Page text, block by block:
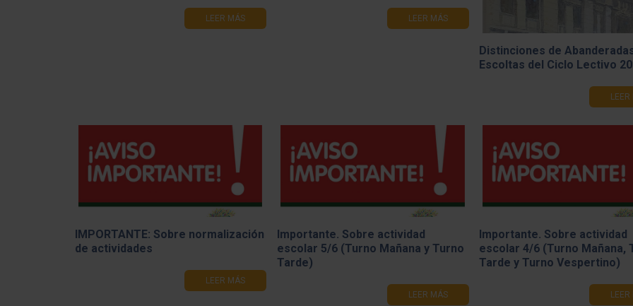
Distinciones de
LEER
IMPORTANTE: Sobre normalización
LEER MÁS
Importante. Sobre actividad
escolar 5/6 (Turno Mañana y Turno
Importante. Sobre actividad
escolar 4/6 (Turno Mañana,